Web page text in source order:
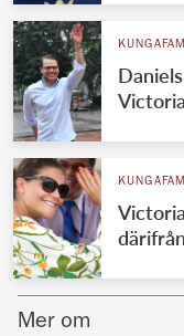
Victoria
Mer om